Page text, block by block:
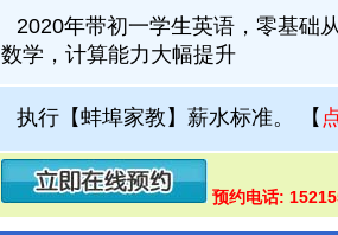
2020年带初一学生英语，零基础
数学，计算能力大幅提升
执行【蚌埠家教】薪水标准。 【
预约电话: